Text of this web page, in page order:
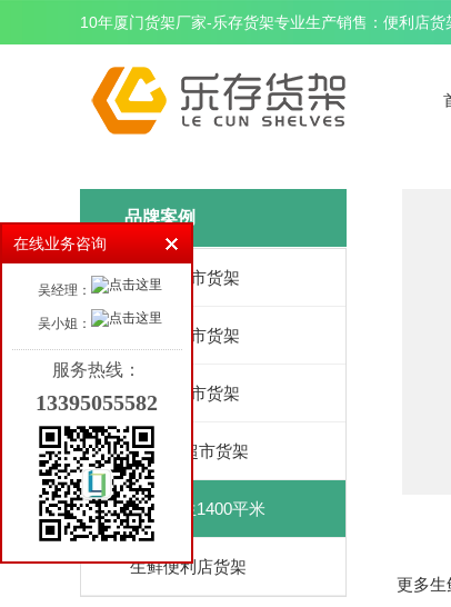
10年厦门货架厂家-乐存货架专业生产销售：便利店
品牌案例
350平超市货架
460平超市货架
800平超市货架
1200平超市货架
优品鲜生1400平米
生鲜便利店货架
更多生
在线业务咨询
吴经理：
吴小姐：
服务热线：
13395055582